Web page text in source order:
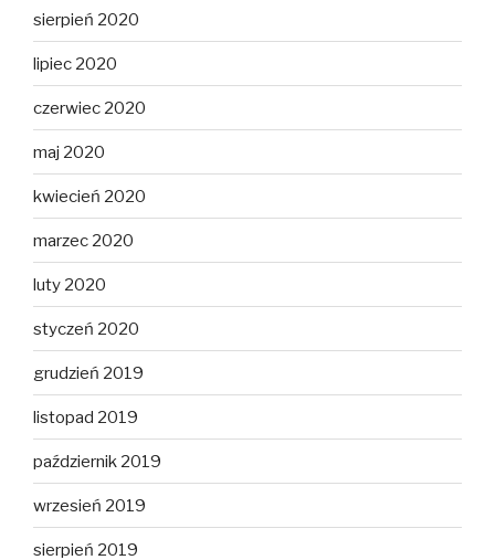
sierpień 2020
lipiec 2020
czerwiec 2020
maj 2020
kwiecień 2020
marzec 2020
luty 2020
styczeń 2020
grudzień 2019
listopad 2019
październik 2019
wrzesień 2019
sierpień 2019